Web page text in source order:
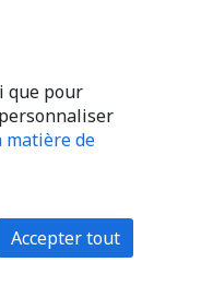
que pour
matière de
Accepter tout